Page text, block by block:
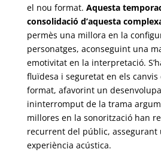
el nou format. Aquesta
consolidació d’aquesta
permès una millora en la
personatges, aconseguint una
emotivitat en la interpretació.
fluïdesa i seguretat en els canvis
format, afavorint un
ininterromput de la trama
millores en la sonorització han
recurrent del públic, assegurant
experiència acústica.